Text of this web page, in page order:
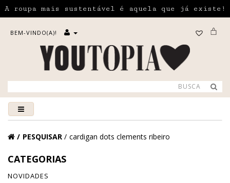
A roupa mais sustentável é aquela que já existe!
BEM-VINDO(A)!
PESQUISAR cardigan dots clements ribeiro
CATEGORIAS
NOVIDADES